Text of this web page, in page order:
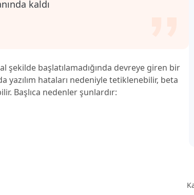
şekilde başlatılamadığında devreye giren bir
yazılım hataları nedeniyle tetiklenebilir, beta
Başlıca nedenler şunlardır: